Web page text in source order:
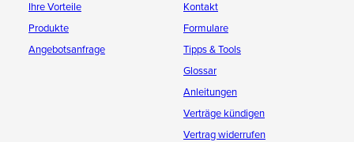
Ihre Vorteile
Produkte
Angebotsanfrage
Kontakt
Formulare
Tipps & Tools
Glossar
Anleitungen
Verträge kündigen
Vertrag widerrufen